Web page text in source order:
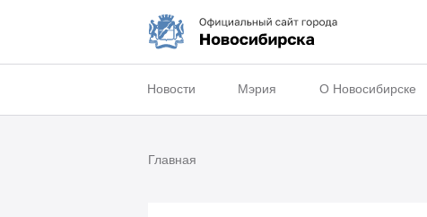
Новости Мэрия О Новосибирске
Главная